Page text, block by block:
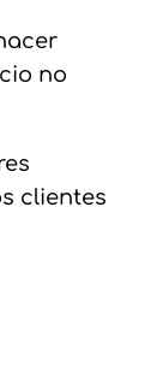
no
clientes